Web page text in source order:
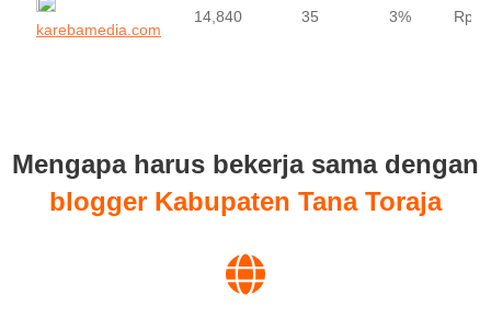
karebamedia.com
14,840 35 3%
Mengapa harus bekerja sama dengan
blogger Kabupaten Tana Toraja